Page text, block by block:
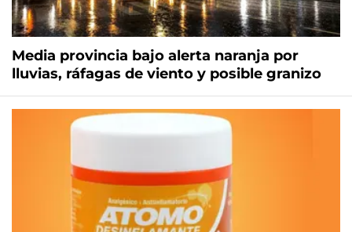
Media provincia bajo alerta naranja por
lluvias, ráfagas de viento y posible granizo